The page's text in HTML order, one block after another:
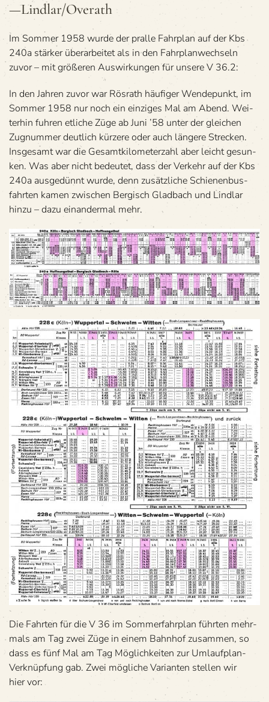
—Lindlar/Overath
Im Som­mer 1958 wurde der pralle Fahr­plan auf der Kbs
240a stär­ker über­ar­bei­tet als in den Fahr­plan­wech­seln
zuvor – mit grö­ße­ren Aus­wir­kun­gen für unsere V 36.2:
In den Jah­ren zuvor war Rös­rath häu­fi­ger Wen­de­punkt, im
Som­mer 1958 nur noch ein ein­zi­ges Mal am Abend. Wei­
ter­hin fuh­ren etli­che Züge ab Juni ’58 unter der glei­chen
Zug­num­mer deut­lich kür­zere oder auch län­gere Stre­cken.
Ins­ge­samt war die Gesamt­ki­lo­me­ter­zahl aber leicht gesun­
ken. Was aber nicht bedeu­tet, dass der Ver­kehr auf der Kbs
240a aus­ge­dünnt wurde, denn zusätz­li­che Schie­nen­bus­
fahr­ten kamen zwi­schen Ber­gisch Glad­bach und Lind­lar
hinzu – dazu ein­an­der­mal mehr.
Die Fahr­ten für die V 36 im Som­mer­fahr­plan führ­ten mehr­
mals am Tag zwei Züge in einem Bahn­hof zusam­men, so
dass es fünf Mal am Tag Mög­lich­kei­ten zur Umlauf­plan-
Ver­knüp­fung gab. Zwei mög­li­che Vari­an­ten stel­len wir
hier vor: